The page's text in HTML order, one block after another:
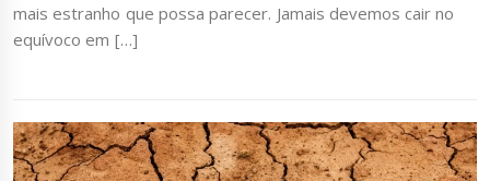
mais estranho que possa parecer. Jamais devemos cair no
equívoco em […]